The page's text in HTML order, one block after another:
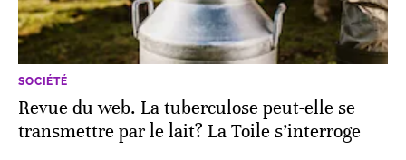
SOCIÉTÉ
Revue du web. La tuberculose peut-elle se
transmettre par le lait? La Toile s’interroge